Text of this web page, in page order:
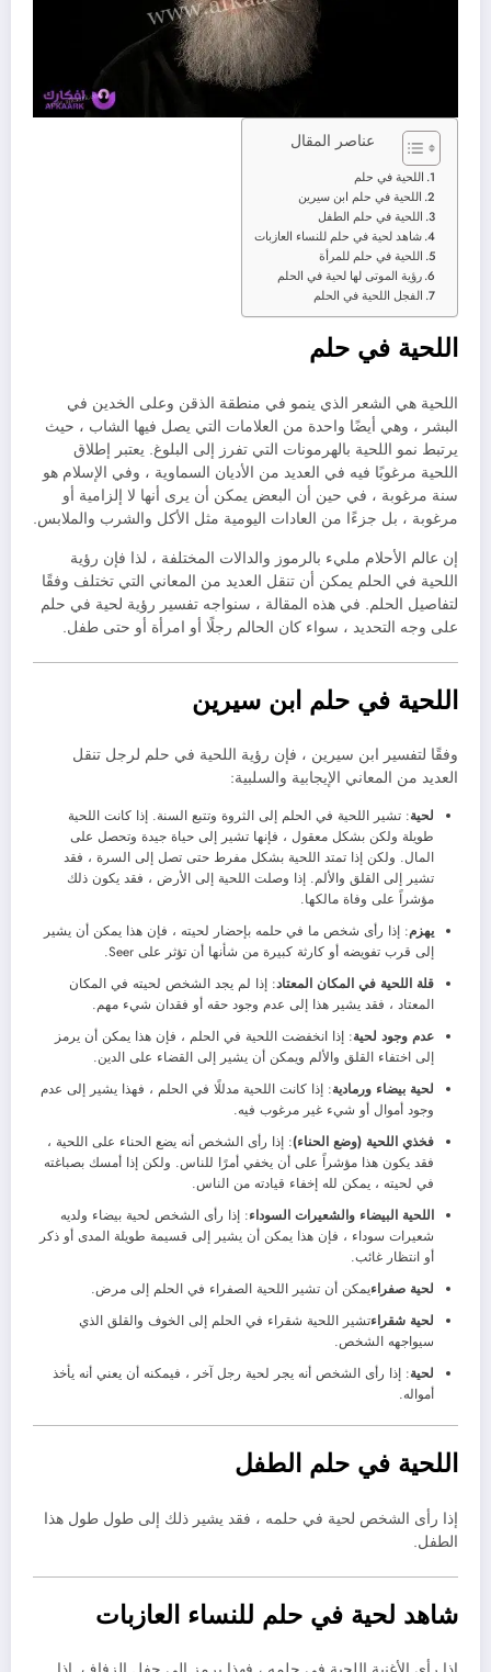
عناصر المقال
اللحية في حلم
اللحية في حلم ابن سيرين
اللحية في حلم الطفل
شاهد لحية في حلم للنساء العازبات
اللحية في حلم للمرأة
رؤية الموتى لها لحية في الحلم
الفجل اللحية في الحلم
اللحية في حلم
اللحية هي الشعر الذي ينمو في منطقة الذقن وعلى الخدين في
البشر ، وهي أيضًا واحدة من العلامات التي يصل فيها الشاب ، حيث
يرتبط نمو اللحية بالهرمونات التي تفرز إلى البلوغ. يعتبر إطلاق
اللحية مرغوبًا فيه في العديد من الأديان السماوية ، وفي الإسلام هو
سنة مرغوبة ، في حين أن البعض يمكن أن يرى أنها لا إلزامية أو
مرغوبة ، بل جزءًا من العادات اليومية مثل الأكل والشرب والملابس.
إن عالم الأحلام مليء بالرموز والدالات المختلفة ، لذا فإن رؤية
اللحية في الحلم يمكن أن تنقل العديد من المعاني التي تختلف وفقًا
لتفاصيل الحلم. في هذه المقالة ، سنواجه تفسير رؤية لحية في حلم
على وجه التحديد ، سواء كان الحالم رجلًا أو امرأة أو حتى طفل.
اللحية في حلم ابن سيرين
وفقًا لتفسير ابن سيرين ، فإن رؤية اللحية في حلم لرجل تنقل
العديد من المعاني الإيجابية والسلبية:
لحية: تشير اللحية في الحلم إلى الثروة وتتبع السنة. إذا كانت اللحية
طويلة ولكن بشكل معقول ، فإنها تشير إلى حياة جيدة وتحصل على
المال. ولكن إذا تمتد اللحية بشكل مفرط حتى تصل إلى السرة ، فقد
تشير إلى القلق والألم. إذا وصلت اللحية إلى الأرض ، فقد يكون ذلك
مؤشراً على وفاة مالكها.
يهزم: إذا رأى شخص ما في حلمه بإحضار لحيته ، فإن هذا يمكن أن يشير
إلى قرب تفويضه أو كارثة كبيرة من شأنها أن تؤثر على Seer.
قلة اللحية في المكان المعتاد: إذا لم يجد الشخص لحيته في المكان
المعتاد ، فقد يشير هذا إلى عدم وجود حقه أو فقدان شيء مهم.
عدم وجود لحية: إذا انخفضت اللحية في الحلم ، فإن هذا يمكن أن يرمز
إلى اختفاء القلق والألم ويمكن أن يشير إلى القضاء على الدين.
لحية بيضاء ورمادية: إذا كانت اللحية مدللًا في الحلم ، فهذا يشير إلى عدم
وجود أموال أو شيء غير مرغوب فيه.
فخذي اللحية (وضع الحناء): إذا رأى الشخص أنه يضع الحناء على اللحية ،
فقد يكون هذا مؤشراً على أن يخفي أمرًا للناس. ولكن إذا أمسك بصباغته
في لحيته ، يمكن لله إخفاء قيادته من الناس.
اللحية البيضاء والشعيرات السوداء: إذا رأى الشخص لحية بيضاء ولديه
شعيرات سوداء ، فإن هذا يمكن أن يشير إلى قسيمة طويلة المدى أو ذكر
أو انتظار غائب.
لحية صفراءيمكن أن تشير اللحية الصفراء في الحلم إلى مرض.
لحية شقراءتشير اللحية شقراء في الحلم إلى الخوف والقلق الذي
سيواجهه الشخص.
لحية: إذا رأى الشخص أنه يجر لحية رجل آخر ، فيمكنه أن يعني أنه يأخذ
أمواله.
اللحية في حلم الطفل
إذا رأى الشخص لحية في حلمه ، فقد يشير ذلك إلى طول طول هذا
الطفل.
شاهد لحية في حلم للنساء العازبات